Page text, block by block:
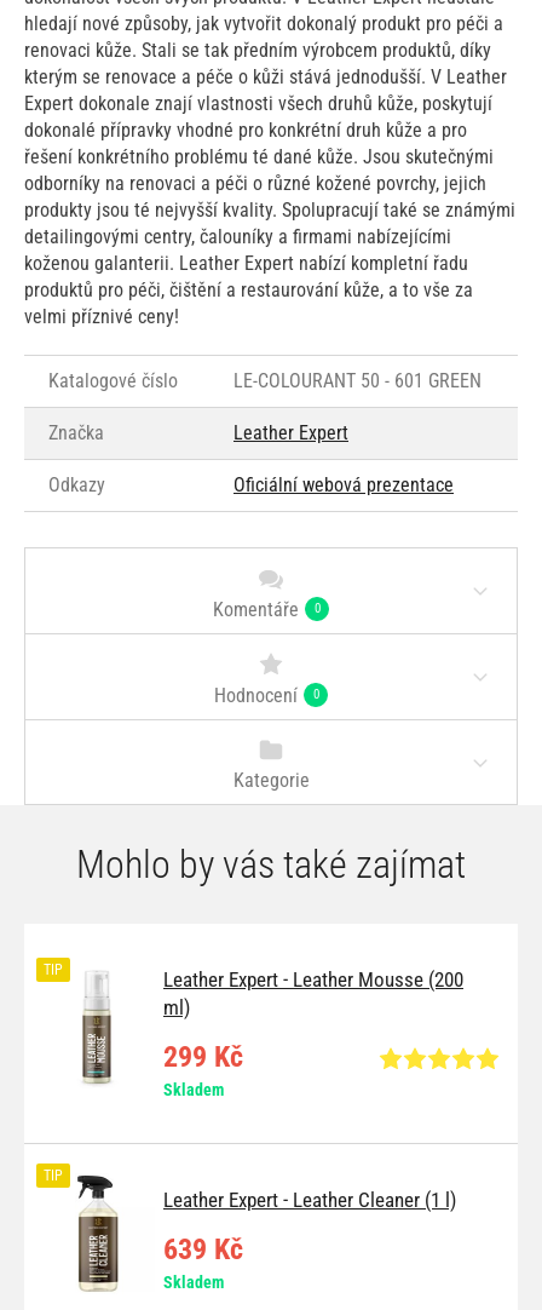
hledají nové způsoby, jak vytvořit dokonalý produkt pro péči a
renovaci kůže. Stali se tak předním výrobcem produktů, díky
kterým se renovace a péče o kůži stává jednodušší. V Leather
Expert dokonale znají vlastnosti všech druhů kůže, poskytují
dokonalé přípravky vhodné pro konkrétní druh kůže a pro
řešení konkrétního problému té dané kůže. Jsou skutečnými
odborníky na renovaci a péči o různé kožené povrchy, jejich
produkty jsou té nejvyšší kvality. Spolupracují také se známými
detailingovými centry, čalouníky a firmami nabízejícími
koženou galanterii. Leather Expert nabízí kompletní řadu
produktů pro péči, čištění a restaurování kůže, a to vše za
velmi příznivé ceny!
Katalogové číslo LE-COLOURANT 50 - 601 GREEN
Značka Leather Expert
Odkazy Oficiální webová prezentace
Komentáře 0
Hodnocení 0
Kategorie
Mohlo by vás také zajímat
Leather Expert - Leather Mousse (200
ml)
TIP
299 Kč
Skladem
Leather Expert - Leather Cleaner (1 l)
TIP
639 Kč
Skladem